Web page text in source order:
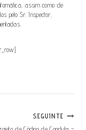
assim como de
pelo Sr. Inspector,
SEGUINTE